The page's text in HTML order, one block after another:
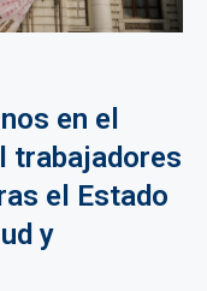
en el
trabajadores
el Estado
y